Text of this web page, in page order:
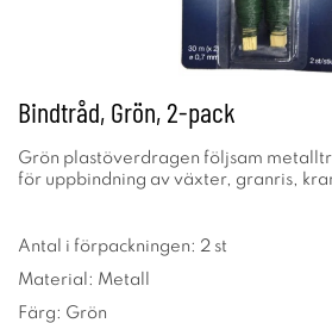
Bindtråd, Grön, 2-pack
Grön plastöverdragen följsam
för uppbindning av växter, granris,
Antal i förpackningen: 2 st
Material: Metall
Färg: Grön